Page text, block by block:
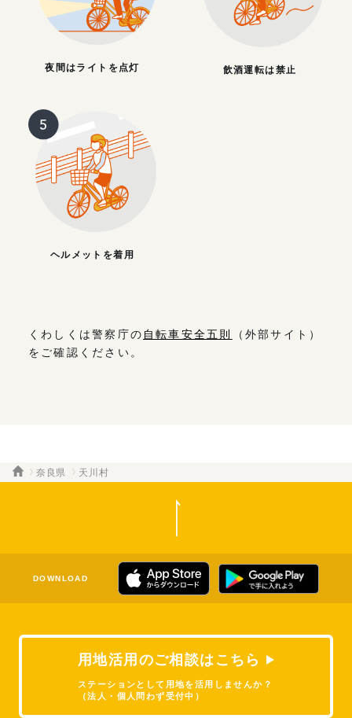
夜間はライトを点灯 飲酒運転は禁止
ヘルメットを着用
くわしくは警察庁の 自転車安全五則
（外部サイト）
をご確認ください。
奈良県 天川村
用地活用のご相談はこちら
ステーションとして用地を活用しませんか？
（法人・個人問わず受付中）
DOWNLOAD